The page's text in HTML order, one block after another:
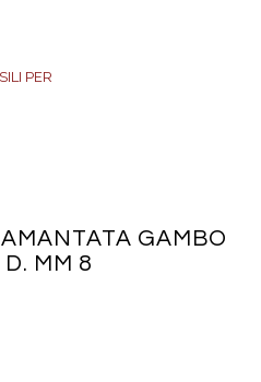
GAMBO
D. MM 8